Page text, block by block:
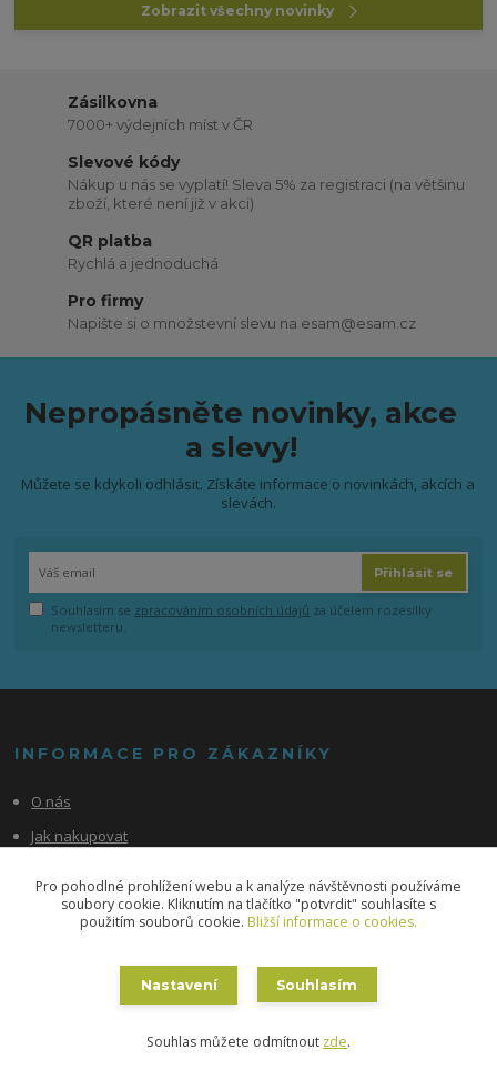
Zobrazit všechny novinky
Zásilkovna
7000+ výdejních míst v ČR
Slevové kódy
Nákup u nás se vyplatí! Sleva 5% za registraci (na většinu
zboží, které není již v akci)
QR platba
Rychlá a jednoduchá
Pro firmy
Napište si o množstevní slevu na esam@esam.cz
Nepropásněte novinky, akce
a slevy!
Můžete se kdykoli odhlásit. Získáte informace o novinkách, akcích a
slevách.
Přihlásit se
Souhlasím se zpracováním osobních údajů za účelem rozesílky
newsletteru.
INFORMACE PRO ZÁKAZNÍKY
O nás
Jak nakupovat
Fotogalerie
NEJČTENĚJŠÍ NA BLOGU
Pro pohodlné prohlížení webu a k analýze návštěvnosti používáme
soubory cookie. Kliknutím na tlačítko "potvrdit" souhlasíte s
použitím souborů cookie. Bližší informace o cookies.
Nastavení Souhlasím
Souhlas můžete odmítnout zde.